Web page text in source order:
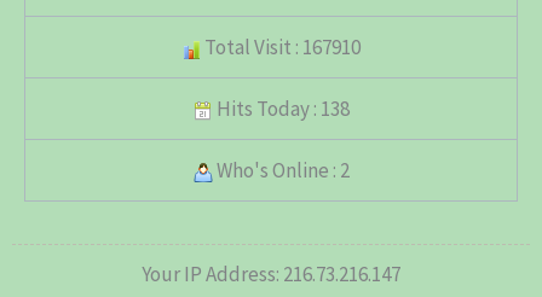
Total Visit : 167910
Hits Today : 138
Who's Online : 2
Your IP Address: 216.73.216.147